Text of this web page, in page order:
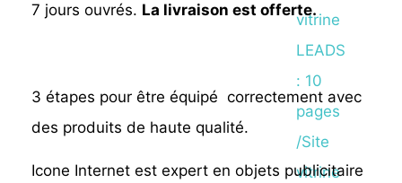
vitrine
LEADS
: 10
pages
/Site
vitrine
7 jours ouvrés. La livraison est offerte.
3 étapes pour être équipé correctement avec
des produits de haute qualité.
Icone Internet est expert en objets publicitaire